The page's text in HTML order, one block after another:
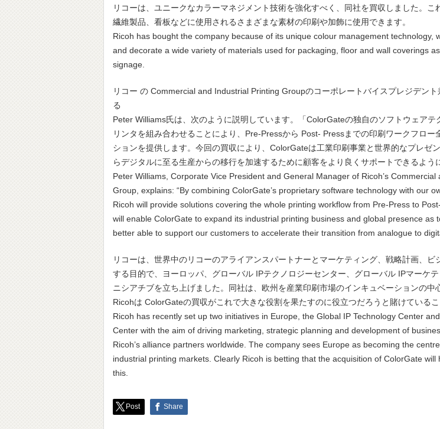
リコーは、ユニークなカラーマネジメント技術を強化すべく、同社を買収しました。こ
繊維製品、看板などに使用されるさまざまな素材の印刷や加飾に使用できます。
Ricoh has bought the company because of its unique colour management technology,
and decorate a wide variety of materials used for packaging, floor and wall coverings
signage.
リコー の Commercial and Industrial Printing Groupのコーポレートバイスプレジデン
る
Peter Williams氏は、次のように説明しています。「ColorGateの独自のソフトウェアテ
リンタを組み合わせることにより、Pre-Pressから Post- Pressまでの印刷ワークフロー
ションを提供します。今回の買収により、ColorGateは工業印刷事業と世界的なプレゼ
らデジタルに至る生産からの移行を加速するために顧客をより良くサポートできるよう
Peter Williams, Corporate Vice President and General Manager of Ricoh’s Commercial
Group, explains: “By combining ColorGate’s proprietary software technology with our
Ricoh will provide solutions covering the whole printing workflow from Pre-Press to
will enable ColorGate to expand its industrial printing business and global presence as
better able to support our customers to accelerate their transition from analogue to
リコーは、世界中のリコーのアライアンスパートナーとマーケティング、戦略計画、ビ
する目的で、ヨーロッパ、グローバル IPテクノロジーセンター、グローバル IPマーケ
ニシアチブを立ち上げました。同社は、欧州を産業印刷市場のインキュベーションの中
Ricohは ColorGateの買収がこれで大きな役割を果たすのに役立つだろうと賭けているこ
Ricoh has recently set up two initiatives in Europe, the Global IP Technology Center
Center with the aim of driving marketing, strategic planning and development of
Ricoh’s alliance partners worldwide. The company sees Europe as becoming the
industrial printing markets. Clearly Ricoh is betting that the acquisition of ColorGate will
this.
Post Share